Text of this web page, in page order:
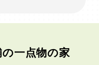
一点物の家